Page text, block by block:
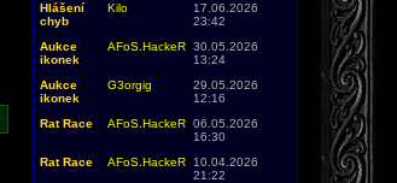
Hlášení
chyb
Kilo
17.06.2026
23:42
Aukce
ikonek
AFoS.HackeR 30.05.2026
13:24
Aukce
ikonek
G3orgig
29.05.2026
12:16
Rat Race
AFoS.HackeR 06.05.2026
16:30
Rat Race
AFoS.HackeR
10.04.2026
21:22